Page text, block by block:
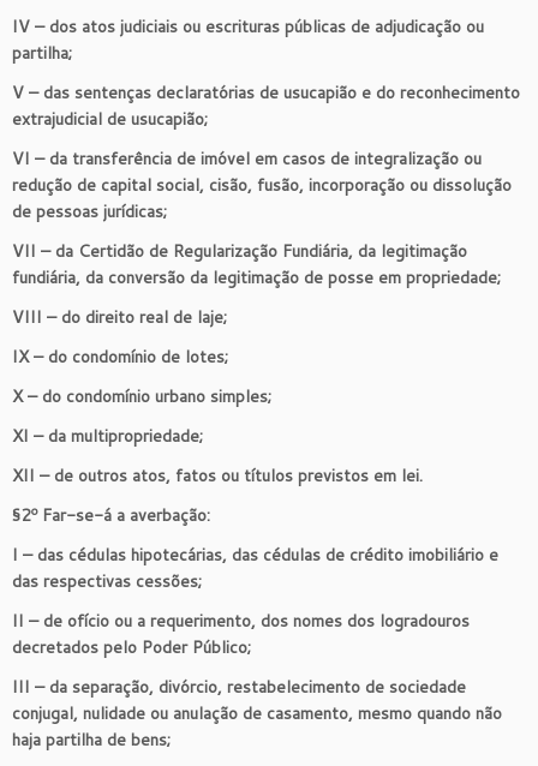
IV – dos atos judiciais ou escrituras públicas de adjudicação ou
partilha;
V – das sentenças declaratórias de usucapião e do reconhecimento
extrajudicial de usucapião;
VI – da transferência de imóvel em casos de integralização ou
redução de capital social, cisão, fusão, incorporação ou dissolução
de pessoas jurídicas;
VII – da Certidão de Regularização Fundiária, da legitimação
fundiária, da conversão da legitimação de posse em propriedade;
VIII – do direito real de laje;
IX – do condomínio de lotes;
X – do condomínio urbano simples;
XI – da multipropriedade;
XII – de outros atos, fatos ou títulos previstos em lei.
§2º Far-se-á a averbação:
I – das cédulas hipotecárias, das cédulas de crédito imobiliário e
das respectivas cessões;
II – de ofício ou a requerimento, dos nomes dos logradouros
decretados pelo Poder Público;
III – da separação, divórcio, restabelecimento de sociedade
conjugal, nulidade ou anulação de casamento, mesmo quando não
haja partilha de bens;